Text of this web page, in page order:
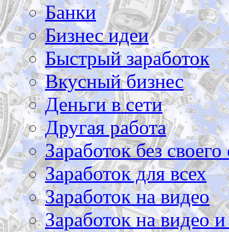
Банки
Бизнес идеи
Быстрый заработок
Вкусный бизнес
Деньги в сети
Другая работа
Заработок без своего
Заработок для всех
Заработок на видео
Заработок на видео